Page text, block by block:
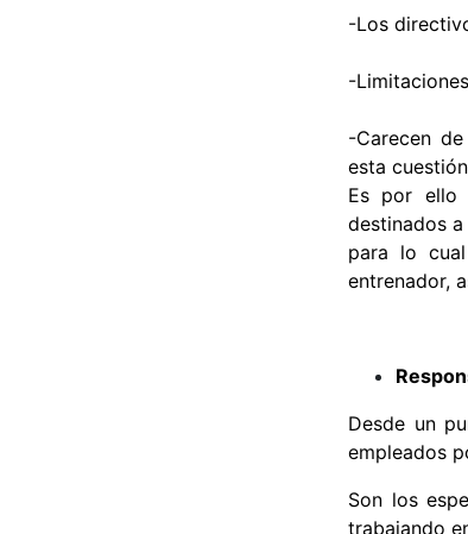
-Los
-
-Carecen
esta
Es por ello
destinados
para lo
entrenador,
Desde un
empleados
Son los
trabajando